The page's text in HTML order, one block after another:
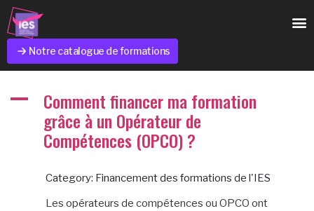
Notre catalogue de formations
A Comment financer ma formation
grâce à un Opérateur de
Compétences (OPCO) ?
Category: Financement des formations de l'IES
Les opérateurs de compétences ou OPCO ont